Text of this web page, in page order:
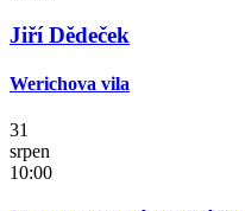
Jiří Dědeček
Werichova vila
31
srpen
10:00